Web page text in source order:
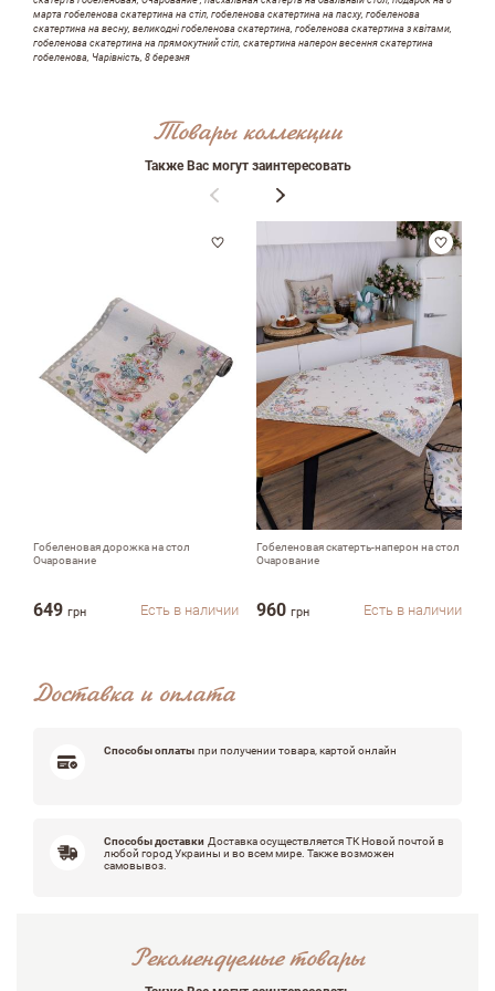
марта гобеленова скатертина на стіл, гобеленова скатертина на пасху, гобеленова
скатертина на весну, великодні гобеленова скатертина, гобеленова скатертина з квітами,
гобеленова скатертина на прямокутний стіл, скатертина наперон весення скатертина
гобеленова, Чарівність, 8 березня
Товары коллекции
Также Вас могут заинтересовать
Гобеленовая дорожка на стол
Очарование
649 грн Есть в наличии
Гобеленовая скатерть-наперон на стол
Очарование
960 грн Есть в наличии
Доставка и оплата
Способы оплаты при получении товара, картой онлайн
Способы доставки Доставка осуществляется ТК Новой почтой в
любой город Украины и во всем мире. Также возможен
самовывоз.
Рекомендуемые товары
ФИО
Достоинства
Оцените, пожалуйста